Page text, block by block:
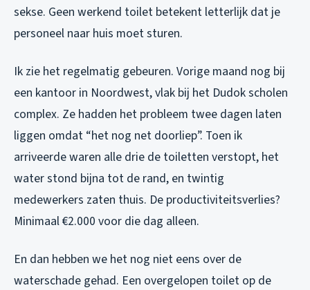
sekse. Geen werkend toilet betekent letterlijk dat je
personeel naar huis moet sturen.
Ik zie het regelmatig gebeuren. Vorige maand nog bij
een kantoor in Noordwest, vlak bij het Dudok scholen
complex. Ze hadden het probleem twee dagen laten
liggen omdat “het nog net doorliep”. Toen ik
arriveerde waren alle drie de toiletten verstopt, het
water stond bijna tot de rand, en twintig
medewerkers zaten thuis. De productiviteitsverlies?
Minimaal €2.000 voor die dag alleen.
En dan hebben we het nog niet eens over de
waterschade gehad. Een overgelopen toilet op de